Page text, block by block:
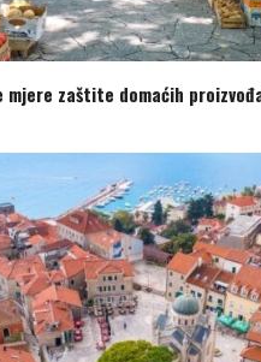
mjere zaštite domaćih